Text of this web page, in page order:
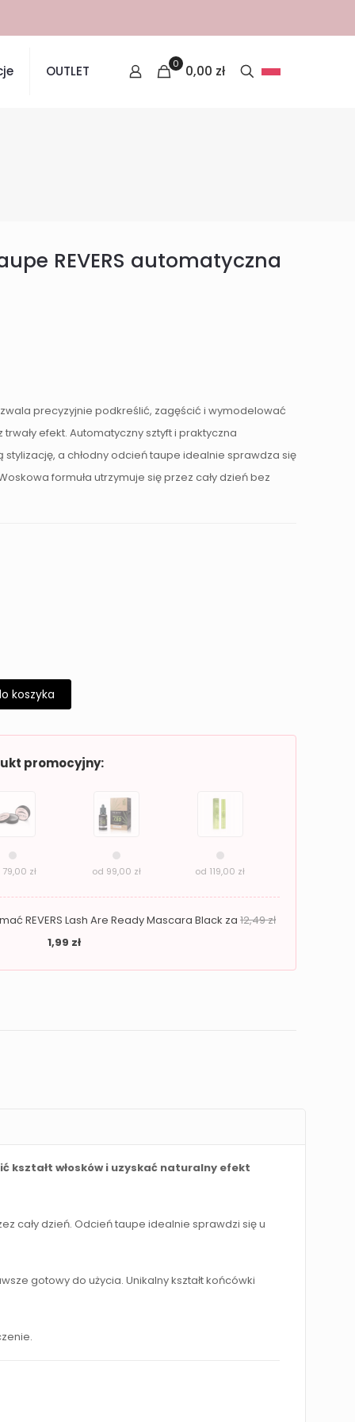
OUTLET 0 0,00 zł
REVERS automatyczna
precyzyjnie podkreślić, zagęścić i wymodelować
efekt. Automatyczny sztyft i praktyczna
a chłodny odcień taupe idealnie sprawdza się
formuła utrzymuje się przez cały dzień bez
koszyka
promocyjny:
79,00 zł od 99,00 zł od 119,00 zł
REVERS Lash Are Ready Mascara Black za 12,49zł
1,99 zł
kształt włosków i uzyskać naturalny efekt
cały dzień. Odcień taupe idealnie sprawdzi się u
gotowy do użycia. Unikalny kształt końcówki